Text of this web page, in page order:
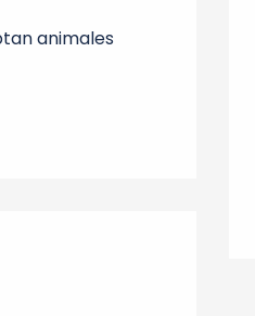
animales